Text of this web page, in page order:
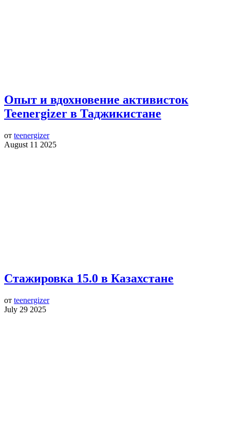
Опыт и вдохновение активисток
Teenergizer в Таджикистане
от teenergizer
August 11 2025
Стажировка 15.0 в Казахстане
от teenergizer
July 29 2025